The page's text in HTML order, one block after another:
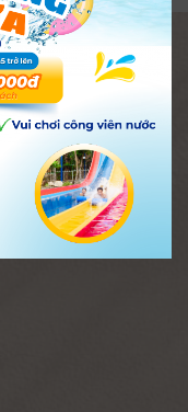
NHA
Nha Trang, tỉnh